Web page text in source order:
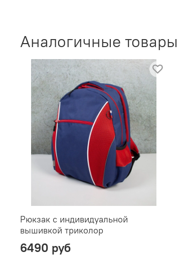
Аналогичные товары
Рюкзак с индивидуальной
вышивкой триколор
6490 руб